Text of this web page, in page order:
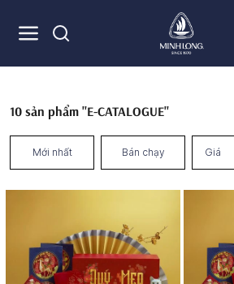
10 sản phẩm "E-CATALOGUE"
Mới nhất Bán chạy Giá